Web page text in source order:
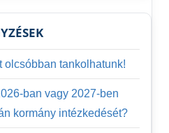
olcsóbban tankolhatunk!
ban vagy 2027-ben
kormány intézkedését?